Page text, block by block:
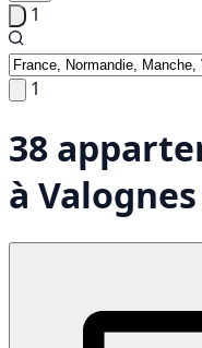
1
1
38
à